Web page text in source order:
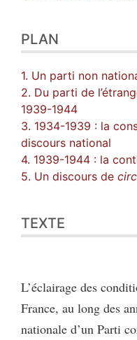
PLAN
1. Un parti non
2. Du parti de
1939-1944
3. 1934-1939 : la
discours national
4. 1939-1944 : la
5. Un discours de
TEXTE
L’éclairage des
France, au long des
nationale d’un Parti